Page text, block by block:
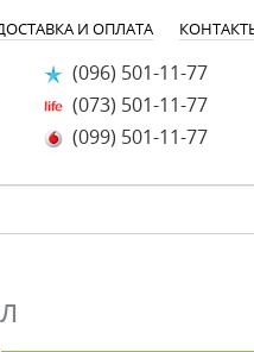
И ОПЛАТА
(096) 501-11-77
(073) 501-11-77
(099) 501-11-77